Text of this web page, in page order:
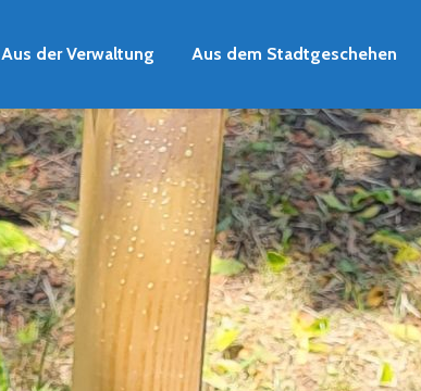
Aus der Verwaltung Aus dem Stadtgeschehen